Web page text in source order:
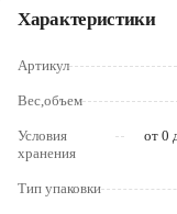
Характеристики
Артикул
Вес,объем
Условия
хранения
от 0
Тип упаковки